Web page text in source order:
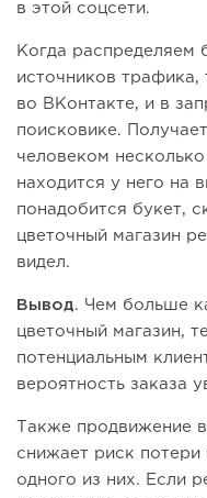
в этой соцсети.
Когда распределяем
источников трафика,
во ВКонтакте, и в
поисковике.
человеком
находится у него на
понадобится букет,
цветочный магазин
видел.
Вывод. Чем больше
цветочный магазин,
потенциальным
вероятность заказа
Также продвижение
снижает риск
одного из них. Если